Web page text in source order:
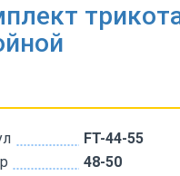
FT-44-55
48-50